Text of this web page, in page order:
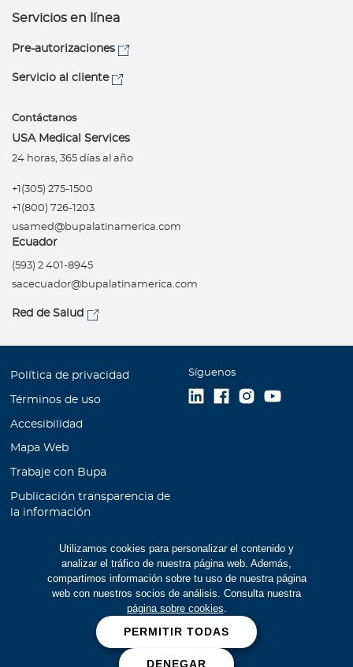
Utilizamos cookies para personalizar el contenido y
analizar el tráfico de nuestra página web. Además,
compartimos información sobre tu uso de nuestra página
web con nuestros socios de análisis. Consulta nuestra
página sobre cookies.
PERMITIR TODAS
DENEGAR
Servicios en línea
Pre-autorizaciones
Servicio al cliente
Contáctanos
USA Medical Services
24 horas, 365 días al año
+1(305) 275-1500
+1(800) 726-1203
usamed@bupalatinamerica.com
Ecuador
(593) 2 401-8945
sacecuador@bupalatinamerica.com
Red de Salud
Política de privacidad
Términos de uso
Accesibilidad
Mapa Web
Trabaje con Bupa
Publicación transparencia de
la información
Educación Financiera
Manual de prevención de
lavado de activos
Síguenos